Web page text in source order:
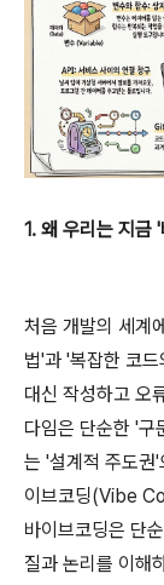
1. 왜 우리는 지금
처음 개발의 세계
법'과 '복잡한 코
대신 작성하고 오
다임은 단순한 '구
는 '설계적 주도권
이브코딩(Vibe
바이브코딩은 단
질과 논리를 이해